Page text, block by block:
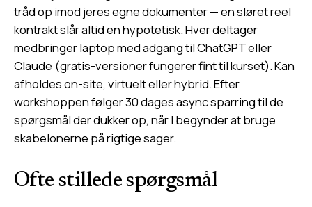
tråd op imod jeres egne dokumenter — en sløret reel
kontrakt slår altid en hypotetisk. Hver deltager
medbringer laptop med adgang til ChatGPT eller
Claude (gratis-versioner fungerer fint til kurset). Kan
afholdes on-site, virtuelt eller hybrid. Efter
workshoppen følger 30 dages async sparring til de
spørgsmål der dukker op, når I begynder at bruge
skabelonerne på rigtige sager.
Ofte stillede spørgsmål